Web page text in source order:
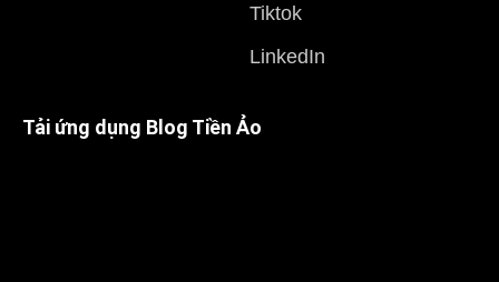
Tiktok
LinkedIn
Tải ứng dụng Blog Tiền Ảo